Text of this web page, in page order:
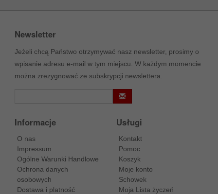
Newsletter
Jeżeli chcą Państwo otrzymywać nasz newsletter, prosimy o
wpisanie adresu e-mail w tym miejscu. W każdym momencie
można zrezygnować ze subskrypcji newslettera.
Informacje
O nas
Impressum
Ogólne Warunki Handlowe
Ochrona danych
osobowych
Dostawa i platność
Usługi
Kontakt
Pomoc
Koszyk
Moje konto
Schowek
Moja Lista życzeń